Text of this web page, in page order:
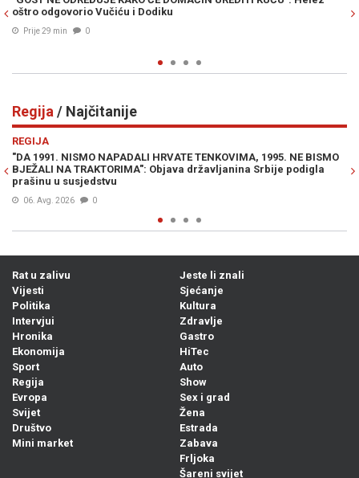
Aljbina Kurtija (VIDEO)
Prije 46 min
Regija / Najčitanije
NE BISMO
podigla
SRBI DIVLJAJU NA LJETOVANJU: "Ne moramo slušati
seljačenje! Dno, dna"
Rat u zalivu
Vijesti
Politika
Intervjui
Hronika
Ekonomija
Sport
Regija
Evropa
Svijet
Društvo
Mini market
Jeste li znali
Sjećanje
Kultura
Zdravlje
Gastro
HiTec
Auto
Show
Sex i grad
Žena
Estrada
Zabava
Frljoka
Šareni svijet